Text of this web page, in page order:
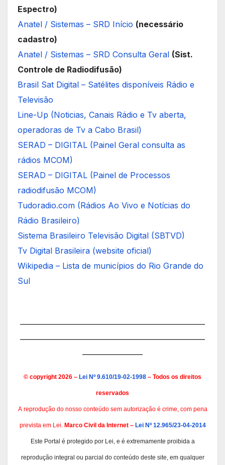
Espectro)
Anatel / Sistemas – SRD Início (necessário
cadastro)
Anatel / Sistemas – SRD Consulta Geral (Sist.
Controle de Radiodifusão)
Brasil Sat Digital – Satélites disponíveis Rádio e
Televisão
Line-Up (Noticias, Canais Rádio e Tv aberta,
operadoras de Tv a Cabo Brasil)
SERAD – DIGITAL (Painel Geral consulta as
rádios MCOM)
SERAD – DIGITAL (Painel de Processos
radiodifusão MCOM)
Tudoradio.com (Rádios Ao Vivo e Notícias do
Rádio Brasileiro)
Sistema Brasileiro Televisão Digital (SBTVD)
Tv Digital Brasileira (website oficial)
Wikipedia – Lista de municípios do Rio Grande do
Sul
———————————————————————
———————————————————————
———————–
© copyright 2026 – Lei Nº 9.610/19-02-1998 – Todos os direitos
reservados
A reprodução do nosso conteúdo sem autorização é crime, com pena
prevista em Lei. Marco Civil da Internet – Lei Nº 12.965/23-04-2014
Este Portal é protegido por Lei, e é extremamente proibida a
reprodução integral ou parcial do conteúdo deste site, em qualquer